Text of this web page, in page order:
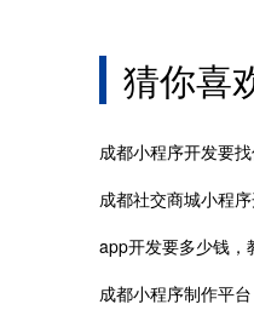
猜你喜
成都小程序开发要
成都社交商城小程
app开发要多少钱，
成都小程序制作平台